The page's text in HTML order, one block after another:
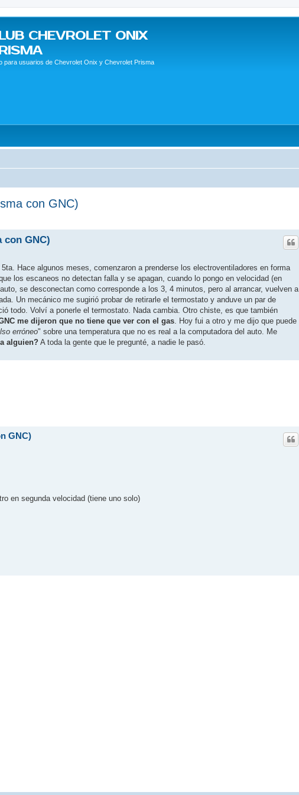
CHEVROLET ONIX
para usuarios de Chevrolet Onix y Chevrolet Prisma
con GNC)
con GNC)
Hace algunos meses, comenzaron a prenderse los electroventiladores en forma
los escaneos no detectan falla y se apagan, cuando lo pongo en velocidad (en
se desconectan como corresponde a los 3, 4 minutos, pero al arrancar, vuelven a
Un mecánico me sugirió probar de retirarle el termostato y anduve un par de
todo. Volví a ponerle el termostato. Nada cambia. Otro chiste, es que también
me dijeron que no tiene que ver con el gas. Hoy fui a otro y me dijo que puede
erróneo" sobre una temperatura que no es real a la computadora del auto. Me
alguien? A toda la gente que le pregunté, a nadie le pasó.
GNC)
en segunda velocidad (tiene uno solo)